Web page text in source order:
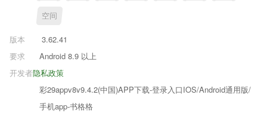
空间
版本
3.62.41
要求
Android 8.9 以上
隐私政策
开发者
彩29appv8v9.4.2(中国)APP下载-登录入口IOS/Android通用版/
手机app-书格格